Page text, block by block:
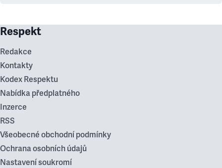
Respekt
Redakce
Kontakty
Kodex Respektu
Nabídka předplatného
Inzerce
RSS
Všeobecné obchodní podmínky
Ochrana osobních údajů
Nastavení soukromí